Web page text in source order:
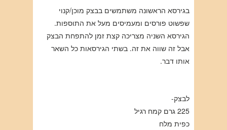
בגירסא הראשונה משתמשים בבצק מוכן/קנוי
שפשוט פורסים ומעמיסים מעל את התוספות.
הגירסא השניה מצריכה קצת זמן להתפחת הבצק
אבל זה שווה את זה. בשתי הגירסאות כל השאר
אותו דבר.
לבצק-
225 גרם קמח רגיל
כפית מלח